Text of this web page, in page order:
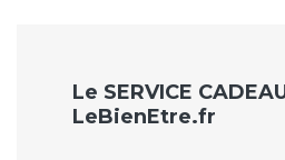
Le SERVICE
LeBienEtre.fr